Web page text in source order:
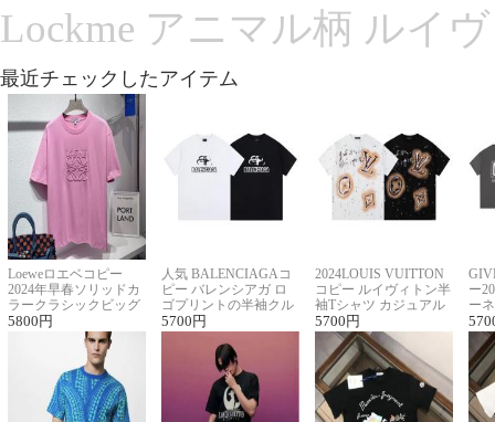
Lockme アニマル柄 ルイ
最近チェックしたアイテム
Loeweロエベコピー
2024年早春ソリッドカ
ラークラシックビッグ
ロゴ刺繍Tシャツ
5800 円
人気 BALENCIAGAコ
ピー バレンシアガ ロ
ゴプリントの半袖クル
ーネックTシャツ
5700 円
2024LOUIS VUITTON
コピー ルイヴィトン半
袖Tシャツ カジュアル
に馴染む 2色展開
5700 円
ー
ー
ー